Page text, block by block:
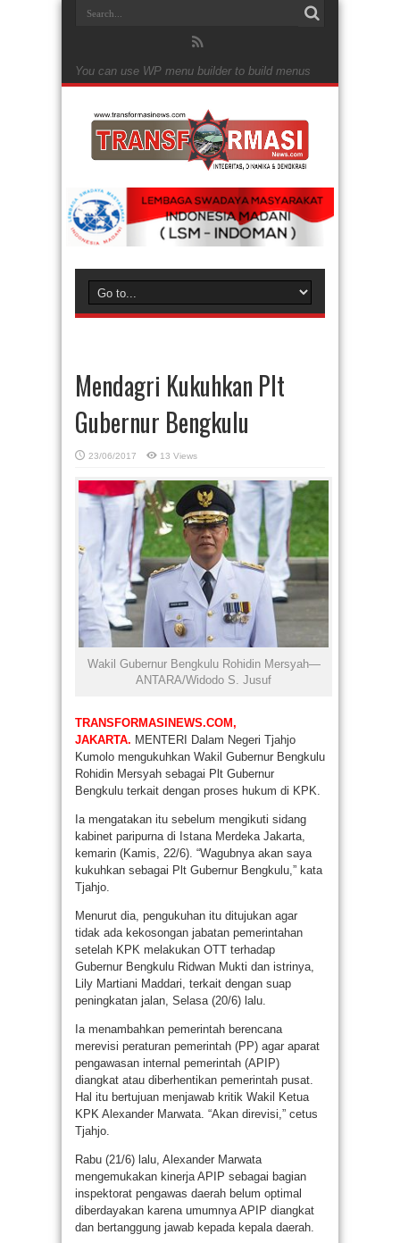
You can use WP menu builder to build menus
Mendagri Kukuhkan Plt
Gubernur Bengkulu
23/06/2017 13 Views
Wakil Gubernur Bengkulu Rohidin Mersyah—
ANTARA/Widodo S. Jusuf
TRANSFORMASINEWS.COM,
JAKARTA. MENTERI Dalam Negeri Tjahjo
Kumolo mengukuhkan Wakil Gubernur Bengkulu
Rohidin Mersyah sebagai Plt Gubernur
Bengkulu terkait dengan proses hukum di KPK.
Ia mengatakan itu sebelum mengikuti sidang
kabinet paripurna di Istana Merdeka Jakarta,
kemarin (Kamis, 22/6). “Wagubnya akan saya
kukuhkan sebagai Plt Gubernur Bengkulu,” kata
Tjahjo.
Menurut dia, pengukuhan itu ditujukan agar
tidak ada kekosongan jabatan pemerintahan
setelah KPK melakukan OTT terhadap
Gubernur Bengkulu Ridwan Mukti dan istrinya,
Lily Martiani Maddari, terkait dengan suap
peningkatan jalan, Selasa (20/6) lalu.
Ia menambahkan pemerintah berencana
merevisi peraturan pemerintah (PP) agar aparat
pengawasan internal pemerintah (APIP)
diangkat atau diberhentikan pemerintah pusat.
Hal itu bertujuan menjawab kritik Wakil Ketua
KPK Alexander Marwata. “Akan direvisi,” cetus
Tjahjo.
Rabu (21/6) lalu, Alexander Marwata
mengemukakan kinerja APIP sebagai bagian
inspektorat pengawas daerah belum optimal
diberdayakan karena umumnya APIP diangkat
dan bertanggung jawab kepada kepala daerah.